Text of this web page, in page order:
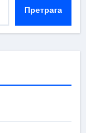
Претрага